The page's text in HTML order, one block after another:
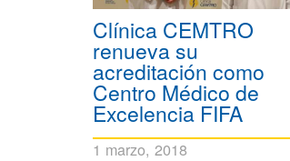
Clínica CEMTRO
renueva su
acreditación como
Centro Médico de
Excelencia FIFA
1 marzo, 2018